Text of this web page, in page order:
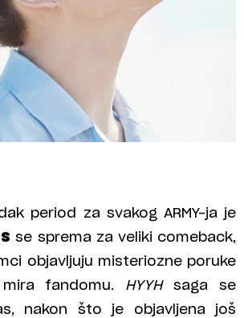
period za svakog ARMY-ja je
se sprema za veliki comeback,
objavljuju misteriozne poruke
fandomu. HYYHsaga se
nakon što je objavljena još